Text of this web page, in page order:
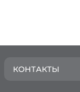
КОНТАКТЫ